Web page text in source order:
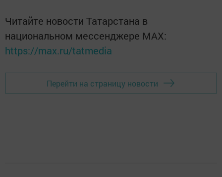
Читайте новости Татарстана в
национальном мессенджере MАХ:
https://max.ru/tatmedia
Перейти на страницу новости